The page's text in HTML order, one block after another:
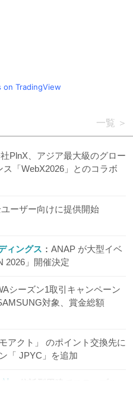
on TradingView
一覧
PlnX、アジア最大級のグロー
「WebX2026」とのコラボ
ーザー向けに提供開始
ィングス
ANAP が大型イベ
2026」開催決定
シーズン1取引キャンペーン
対象、賞金総額
モアクト」 のポイント交換先に
「 JPYC」を追加
信託型円建てステーブル